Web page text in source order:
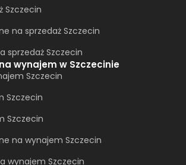
Szczecin
na sprzedaż Szczecin
sprzedaż Szczecin
wynajem w Szczecinie
Szczecin
Szczecin
Szczecin
na wynajem Szczecin
wynajem Szczecin